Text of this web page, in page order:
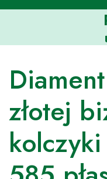
Skip
złotej